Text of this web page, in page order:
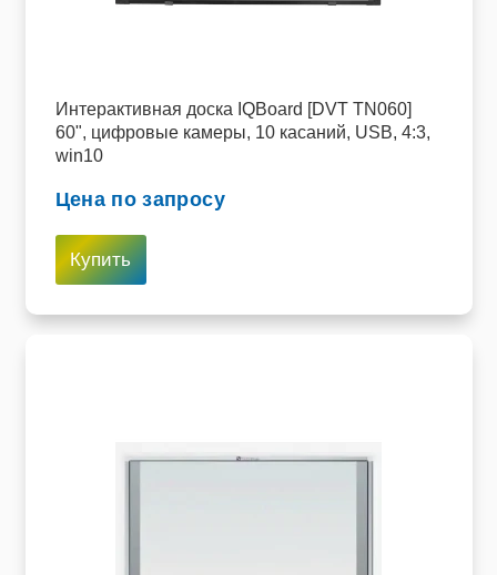
Интерактивная доска IQBoard [DVT TN060]
60", цифровые камеры, 10 касаний, USB, 4:3,
win10
Цена по запросу
Купить